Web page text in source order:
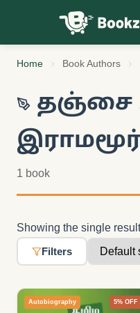
Skip to content
Home Book Authors
தஞ்சை
1 book
Showing the single result
Filters
Autobiography 5% OFF